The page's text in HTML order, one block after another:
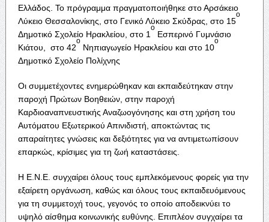
Ελλάδος. Το πρόγραμμα πραγματοποιήθηκε στο Αρσάκειο
Λύκειο Θεσσαλονίκης, στο Γενικό Λύκειο Σκύδρας, στο 15
ο
Δημοτικό Σχολείο Ηρακλείου, στο 1
ο
Εσπερινό Γυμνάσιο
Κιάτου, στο 42
ο
Νηπιαγωγείο Ηρακλείου και στο 10
ο
Δημοτικό Σχολείο Πολίχνης
Οι συμμετέχοντες ενημερώθηκαν και εκπαιδεύτηκαν στην
παροχή Πρώτων Βοηθειών, στην παροχή
Καρδιοαναπνευστικής Αναζωογόνησης και στη χρήση του
Αυτόματου Εξωτερικού Απινιδιστή, αποκτώντας τις
απαραίτητες γνώσεις και δεξιότητες για να αντιμετωπίσουν
επαρκώς, κρίσιμες για τη ζωή καταστάσεις.
Η Ε.Ν.Ε. συγχαίρει όλους τους εμπλεκόμενους φορείς για την
εξαίρετη οργάνωση, καθώς και όλους τους εκπαιδευόμενους
για τη συμμετοχή τους, γεγονός το οποίο αποδεικνύει το
υψηλό αίσθημα κοινωνικής ευθύνης. Επιπλέον συγχαίρει τα